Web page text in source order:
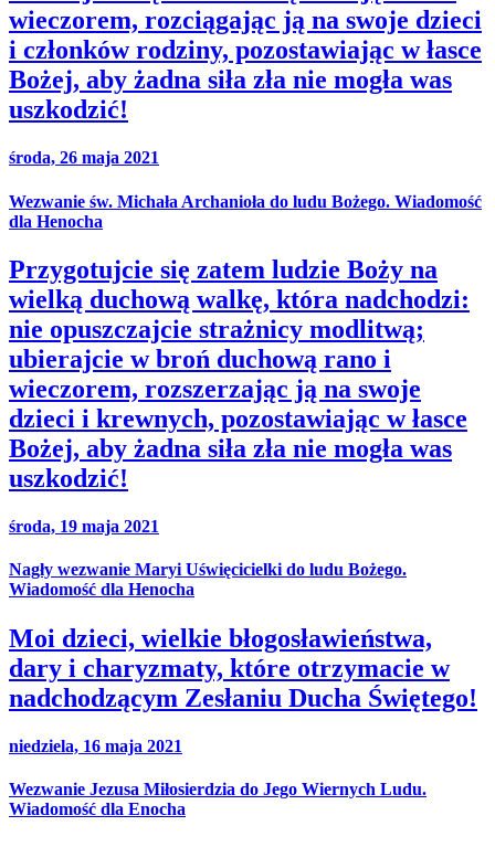
wieczorem, rozciągając ją na swoje dzieci
i członków rodziny, pozostawiając w łasce
Bożej, aby żadna siła zła nie mogła was
uszkodzić!
środa, 26 maja 2021
Wezwanie św. Michała Archanioła do ludu Bożego. Wiadomość
dla Henocha
Przygotujcie się zatem ludzie Boży na
wielką duchową walkę, która nadchodzi:
nie opuszczajcie strażnicy modlitwą;
ubierajcie w broń duchową rano i
wieczorem, rozszerzając ją na swoje
dzieci i krewnych, pozostawiając w łasce
Bożej, aby żadna siła zła nie mogła was
uszkodzić!
środa, 19 maja 2021
Nagły wezwanie Maryi Uświęcicielki do ludu Bożego.
Wiadomość dla Henocha
Moi dzieci, wielkie błogosławieństwa,
dary i charyzmaty, które otrzymacie w
nadchodzącym Zesłaniu Ducha Świętego!
niedziela, 16 maja 2021
Wezwanie Jezusa Miłosierdzia do Jego Wiernych Ludu.
Wiadomość dla Enocha